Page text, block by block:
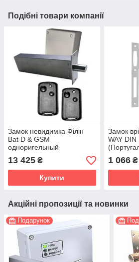
Подібні товари компанії
Замок невидимка Філін
Bat D & GSM
одноригельный
13 425 ₴
Купити
Замок
WAY DIN
1 066₴
Акційні пропозиції та новинки
Подарунок